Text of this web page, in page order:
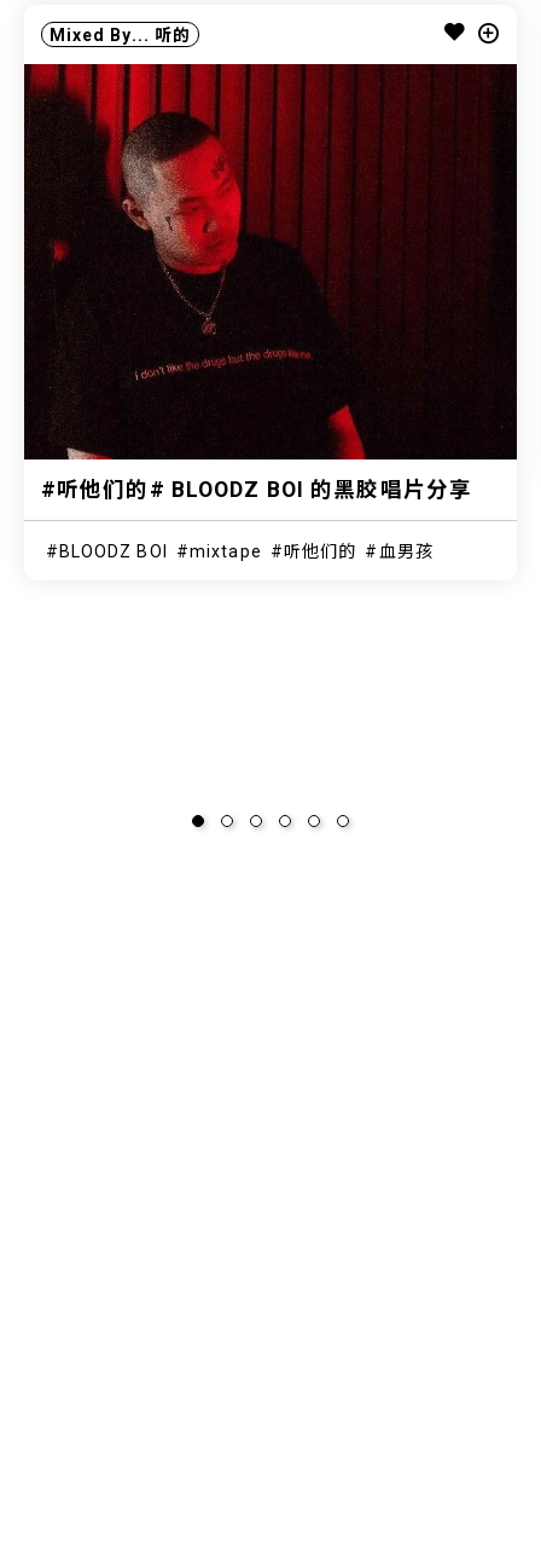
Mixed By... 听的
#听他们的# BLOODZ BOI 的黑胶唱片分享
BLOODZ BOI mixtape 听他们的 血男孩